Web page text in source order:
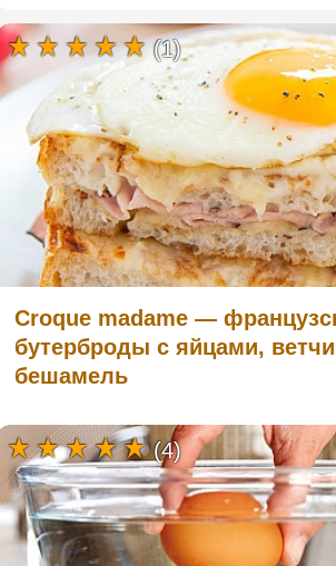
Croque madame —
бутерброды с яйцами,
бешамель
(1)
(4)